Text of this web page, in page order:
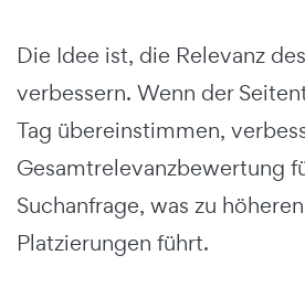
Die Idee ist, die Relevanz
verbessern. Wenn der
Tag übereinstimmen,
Gesamtrelevanzbewertung
Suchanfrage, was zu
Platzierungen führt.